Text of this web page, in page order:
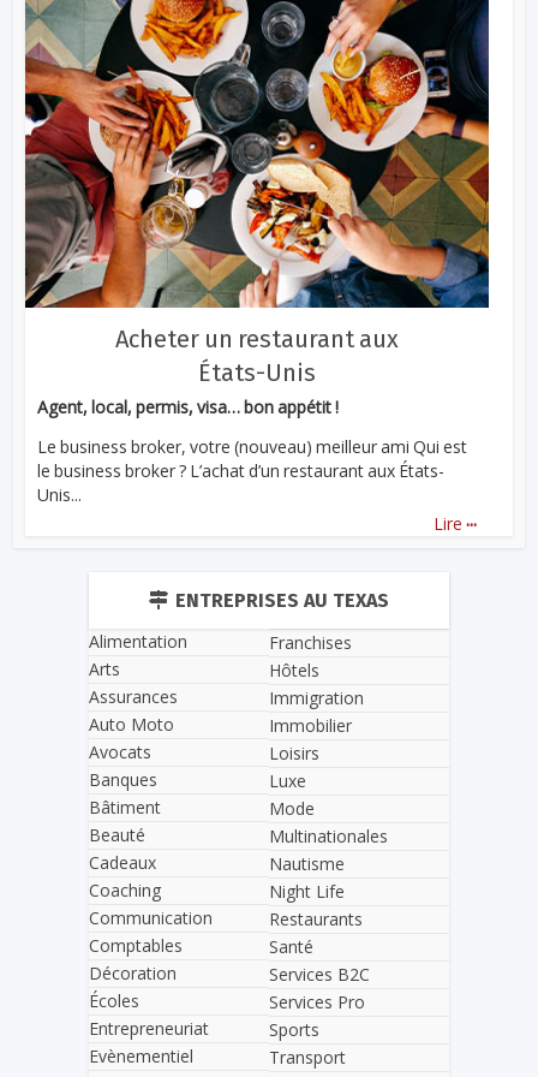
Acheter un restaurant aux
États-Unis
Agent, local, permis, visa… bon appétit !
Le business broker, votre (nouveau) meilleur ami Qui est
le business broker ? L’achat d’un restaurant aux États-
Unis...
Lire ...
ENTREPRISES AU TEXAS
Alimentation
Arts
Assurances
Auto Moto
Avocats
Banques
Bâtiment
Beauté
Cadeaux
Coaching
Communication
Comptables
Décoration
Écoles
Entrepreneuriat
Evènementiel
Franchises
Hôtels
Immigration
Immobilier
Loisirs
Luxe
Mode
Multinationales
Nautisme
Night Life
Restaurants
Santé
Services B2C
Services Pro
Sports
Transport